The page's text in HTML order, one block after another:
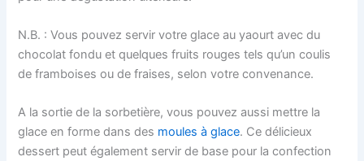
N.B. : Vous pouvez servir votre glace au yaourt avec du
chocolat fondu et quelques fruits rouges tels qu’un coulis
de framboises ou de fraises, selon votre convenance.
A la sortie de la sorbetière, vous pouvez aussi mettre la
glace en forme dans des moules à glace. Ce délicieux
dessert peut également servir de base pour la confection